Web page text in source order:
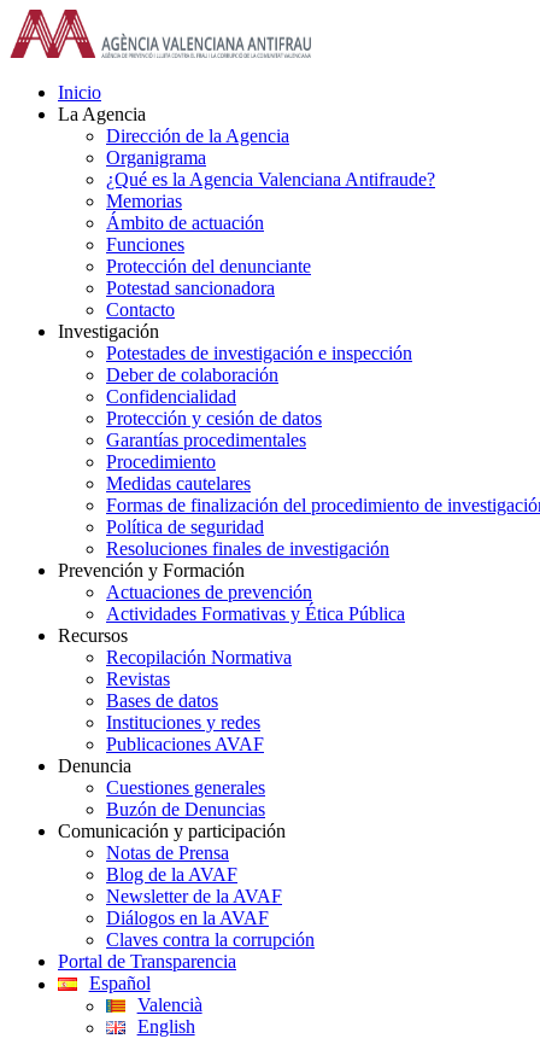
Saltar
al
contenido
Inicio
La Agencia
Dirección de la Agencia
Organigrama
¿Qué es la Agencia Valenciana Antifraude?
Memorias
Ámbito de actuación
Funciones
Protección del denunciante
Potestad sancionadora
Contacto
Investigación
Potestades de investigación e inspección
Deber de colaboración
Confidencialidad
Protección y cesión de datos
Garantías procedimentales
Procedimiento
Medidas cautelares
Formas de finalización del procedimiento de
Política de seguridad
Resoluciones finales de investigación
Prevención y Formación
Actuaciones de prevención
Actividades Formativas y Ética Pública
Recursos
Recopilación Normativa
Revistas
Bases de datos
Instituciones y redes
Publicaciones AVAF
Denuncia
Cuestiones generales
Buzón de Denuncias
Comunicación y participación
Notas de Prensa
Blog de la AVAF
Newsletter de la AVAF
Diálogos en la AVAF
Claves contra la corrupción
Portal de Transparencia
Español
Valencià
English